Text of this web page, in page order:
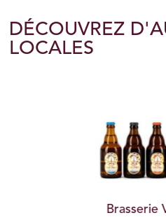
DÉCOUVREZ
LOCALES
Brasserie